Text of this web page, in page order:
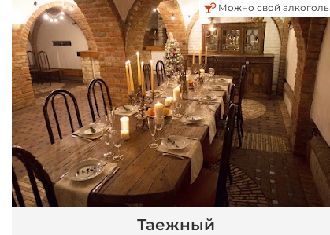
Таежный
Можно свой алкоголь